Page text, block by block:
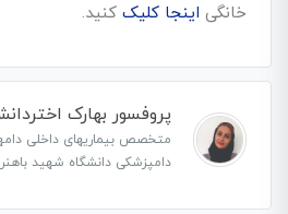
خانگی اینجا کلیککنید.
پروفسور بهارک
متخصص بیماریهای داخلی
دامپزشکی دانشگاه شهید